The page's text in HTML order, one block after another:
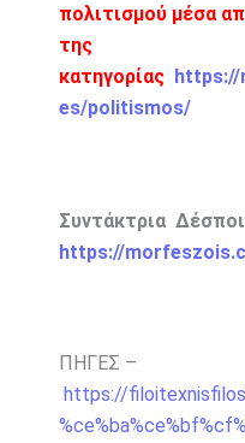
πολιτισμού μέσα
της
κατηγορίας
es/politismos/
Συντάκτρια
https://
ΠΗΓΕΣ –
https://